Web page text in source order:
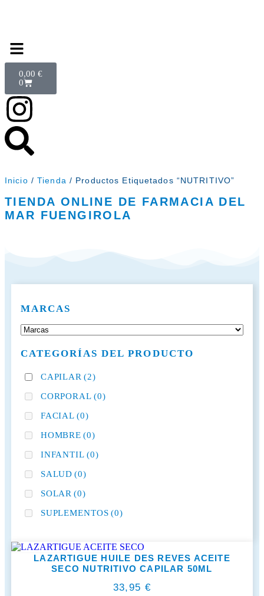
0,00 €
0
Inicio /Tienda / Productos Etiquetados “NUTRITIVO”
TIENDA ONLINE DE FARMACIA DEL
MAR FUENGIROLA
MARCAS
CATEGORÍAS DEL PRODUCTO
CAPILAR (2)
CORPORAL (0)
FACIAL (0)
HOMBRE (0)
INFANTIL (0)
SALUD (0)
SOLAR (0)
SUPLEMENTOS (0)
LAZARTIGUE HUILE DES REVES ACEITE
SECO NUTRITIVO CAPILAR 50ML
33,95 €